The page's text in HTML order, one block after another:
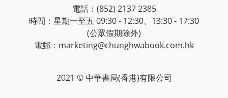
電話：(852) 2137 2385
時間：星期一至五 09:30 - 12:30、13:30 - 17:30
(公眾假期除外)
電郵：marketing@chunghwabook.com.hk
2021 © 中華書局(香港)有限公司